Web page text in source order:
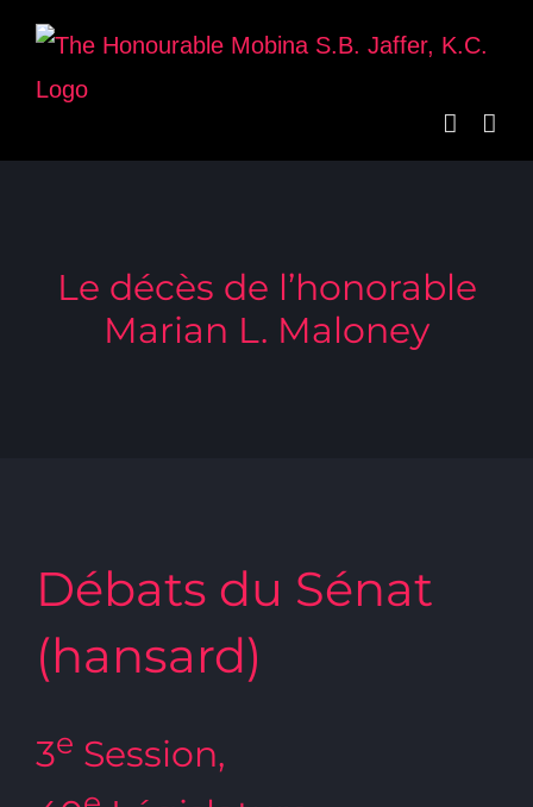
Skip
content
Le décès de l’honorable
Marian L. Maloney
Débats du Sénat
(hansard)
3e Session,